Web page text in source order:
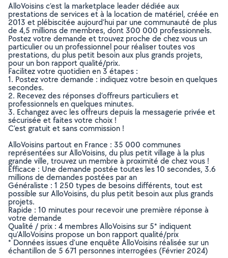
AlloVoisins c’est la marketplace leader dédiée aux
prestations de services et à la location de matériel, créée en
2013 et plébiscitée aujourd’hui par une communauté de plus
de 4,5 millions de membres, dont 300 000 professionnels.
Postez votre demande et trouvez proche de chez vous un
particulier ou un professionnel pour réaliser toutes vos
prestations, du plus petit besoin aux plus grands projets,
pour un bon rapport qualité/prix.
Facilitez votre quotidien en 3 étapes :
1. Postez votre demande : indiquez votre besoin en quelques
secondes.
2. Recevez des réponses d’offreurs particuliers et
professionnels en quelques minutes.
3. Echangez avec les offreurs depuis la messagerie privée et
sécurisée et faites votre choix !
C’est gratuit et sans commission !
AlloVoisins partout en France : 35 000 communes
représentées sur AlloVoisins, du plus petit village à la plus
grande ville, trouvez un membre à proximité de chez vous !
Efficace : Une demande postée toutes les 10 secondes, 3.6
millions de demandes postées par an
Généraliste : 1 250 types de besoins différents, tout est
possible sur AlloVoisins, du plus petit besoin aux plus grands
projets.
Rapide : 10 minutes pour recevoir une première réponse à
votre demande
Qualité / prix : 4 membres AlloVoisins sur 5* indiquent
qu’AlloVoisins propose un bon rapport qualité/prix
* Données issues d’une enquête AlloVoisins réalisée sur un
échantillon de 5 671 personnes interrogées (Février 2024)